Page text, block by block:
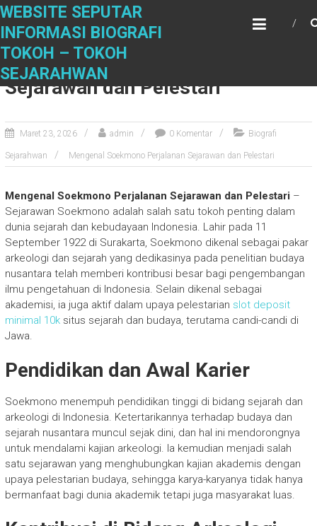
S
t
o
WEBSITE SEPUTAR
INFORMASI BIOGRAFI
TOKOH – TOKOH
SEJARAHWAN
Mengenal Soekmono Perjalanan
Sejarawan dan Pelestari
Maret 23, 2026 admin 0 Komentar Biografi
Sejarahwan Mengenal Soekmono Perjalanan Sejarawan dan Pelestari
Mengenal Soekmono Perjalanan Sejarawan dan Pelestari –
Sejarawan Soekmono adalah salah satu tokoh penting dalam
dunia sejarah dan kebudayaan Indonesia. Lahir pada 11
September 1922 di Surakarta, Soekmono dikenal sebagai pakar
arkeologi dan sejarah yang dedikasinya pada penelitian budaya
nusantara telah memberi kontribusi besar bagi pengembangan
ilmu pengetahuan di Indonesia. Selain dikenal sebagai
akademisi, ia juga aktif dalam upaya pelestarian slot deposit
minimal 10ksitus sejarah dan budaya, terutama candi-candi di
Jawa.
Pendidikan dan Awal Karier
Soekmono menempuh pendidikan tinggi di bidang sejarah dan
arkeologi di Indonesia. Ketertarikannya terhadap budaya dan
sejarah nusantara muncul sejak dini, dan hal ini mendorongnya
untuk mendalami kajian arkeologi. Ia kemudian menjadi salah
satu sejarawan yang menghubungkan kajian akademis dengan
upaya pelestarian budaya, sehingga karya-karyanya tidak hanya
bermanfaat bagi dunia akademik tetapi juga masyarakat luas.